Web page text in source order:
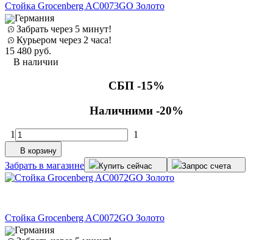
Стойка Grocenberg AC0073GO Золото
Германия
Забрать через 5 минут!
Курьером через 2 часа!
15 480 руб.
В наличии
СБП -15%
Наличними -20%
1 1
В корзину
Забрать в магазине Купить сейчас Запрос счета
Стойка Grocenberg AC0072GO Золото
Германия